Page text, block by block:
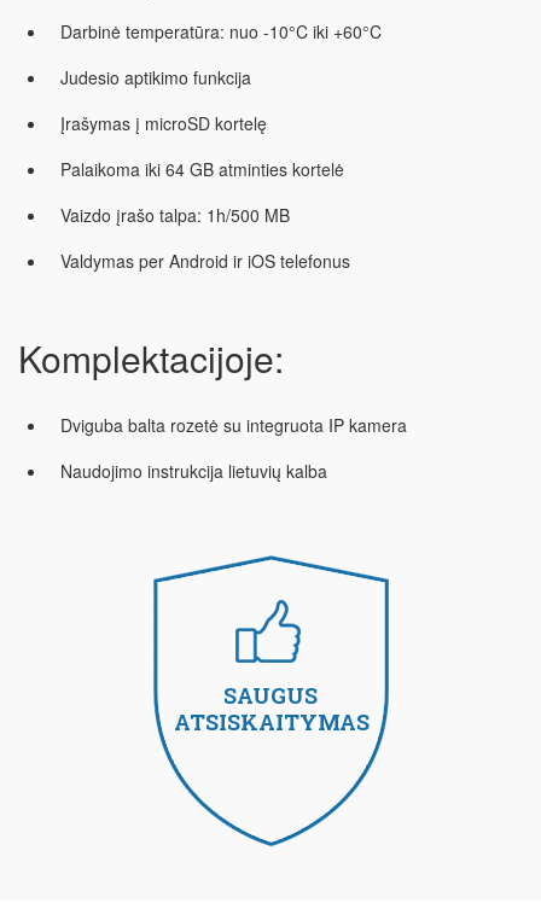
Darbinė temperatūra: nuo -10°C iki +60°C
Judesio aptikimo funkcija
Įrašymas į microSD kortelę
Palaikoma iki 64 GB atminties kortelė
Vaizdo įrašo talpa: 1h/500 MB
Valdymas per Android ir iOS telefonus
Komplektacijoje:
Dviguba balta rozetė su integruota IP kamera
Naudojimo instrukcija lietuvių kalba
SAUGUS
ATSISKAITYMAS